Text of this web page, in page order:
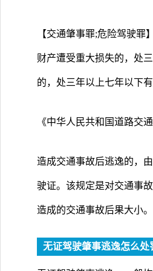
【交通肇事罪;危险驾驶
财产遭受重大损失的，处
的，处三年以上七年以下
《中华人民共和国道路交
造成交通事故后逃逸的，
驶证。该规定是对交通事
造成的交通事故后果大小。
无证驾驶肇事逃逸怎么处